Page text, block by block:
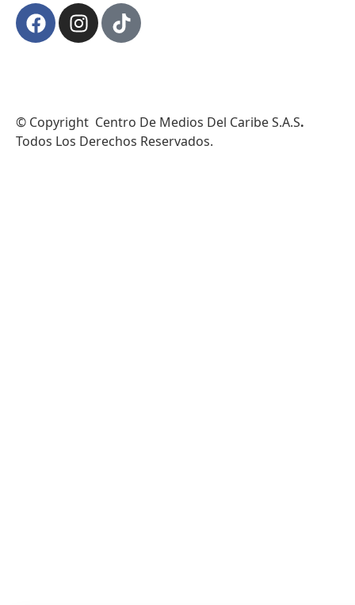
© Copyright Centro De Medios Del Caribe S.A.S.
Todos Los Derechos Reservados.